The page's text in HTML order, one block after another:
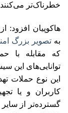
خطرناک‌تر
هاکوپیان افزود:
به تصویر بزرگ
توانایی‌های این
این نوع حملات
کاربران و یا